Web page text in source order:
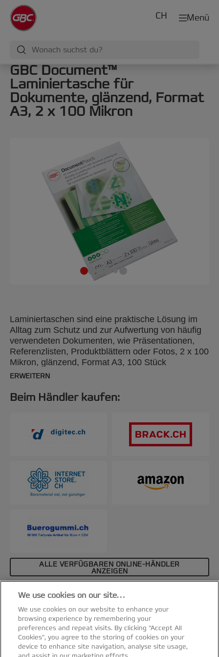
Menü
CH
GBC Document™
Laminiertasche für
Dokumente, glänzend, Format
A3, 2 x 100 Mikron
Laminiertaschen sind eine praktische Lösung im
Alltag zum Schutz und zur Aufwertung von häufig
verwendeten Dokumenten, wie Präsentationen,
Referenzlisten, Produktblättern oder Fotos, 2 x 100
Mikron, glänzend, Format A3, 100 Stück
ERWEITERN
Beim Händler kaufen:
ALLE VERFÜGBAREN ONLINE-HÄNDLER
ANZEIGEN
Spezifikationen & Merkmale
We use cookies on our site…
We use cookies on our website to enhance your
browsing experience by remembering your
preferences and repeat visits. By clicking “Accept All
Cookies”, you agree to the storing of cookies on your
device to enhance site navigation, analyse site usage,